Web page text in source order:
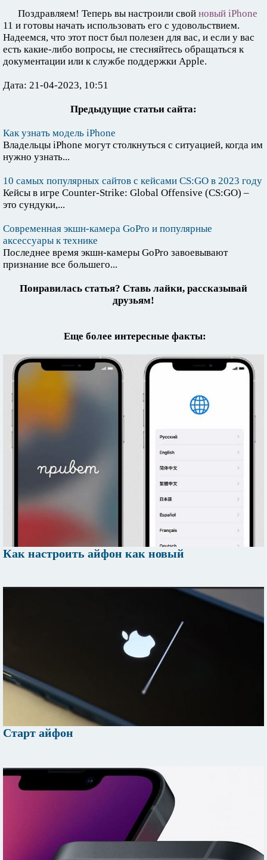
Поздравляем! Теперь вы настроили свой новый iPhone
11 и готовы начать использовать его с удовольствием.
Надеемся, что этот пост был полезен для вас, и если у вас
есть какие-либо вопросы, не стесняйтесь обращаться к
документации или к службе поддержки Apple.
Дата: 21-04-2023, 10:51
Предыдущие статьи сайта:
Как узнать модель iPhone
Владельцы iPhone могут столкнуться с ситуацией, когда им
нужно узнать...
10 самых популярных сайтов с кейсами CS:GO в 2023 году
Кейсы в игре Counter-Strike: Global Offensive (CS:GO) –
это сундуки,...
Современная экшн-камера GoPro и популярные
аксессуары к технике
Последнее время экшн-камеры GoPro завоевывают
признание все большего...
Понравилась статья? Ставь лайки, рассказывай
друзьям!
Еще более интересные факты:
Как настроить айфон как новый
Старт айфон